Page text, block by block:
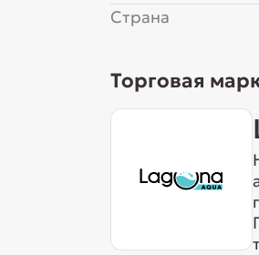
Страна
Торговая